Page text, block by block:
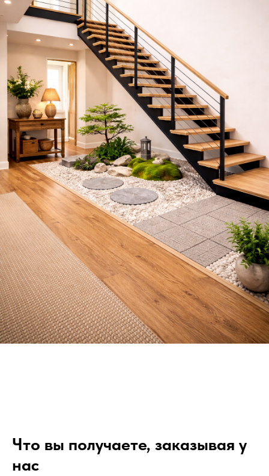
Что вы получаете, заказывая у
нас